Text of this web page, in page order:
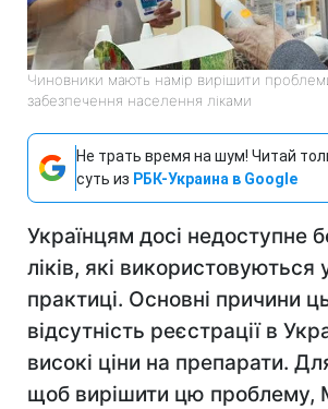
Чиновники мають намір вирішити
забезпечення населення ліками
Не трать время на шум! Читай
суть из РБК-Украина в Google
Українцям досі недоступне
ліків, які використовуються
практиці. Основні причини
відсутність реєстрації в
високі ціни на препарати.
щоб вирішити цю проблему,